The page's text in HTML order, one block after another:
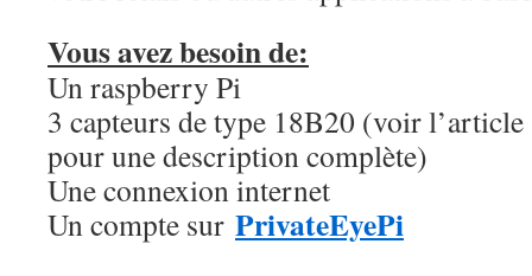
Vous avez besoin de:
Un raspberry Pi
3 capteurs de type 18B20 (voir
pour une description complète)
Une connexion internet
Un compte sur PrivateEyePi